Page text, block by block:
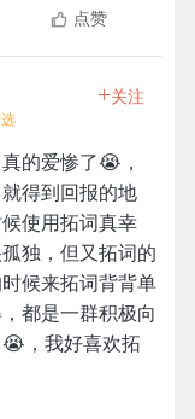
点赞
+关注
的爱惨了😭，
得到回报的地
使用拓词真幸
独，但又拓词的
候来拓词背背单
都是一群积极向
😭，我好喜欢拓